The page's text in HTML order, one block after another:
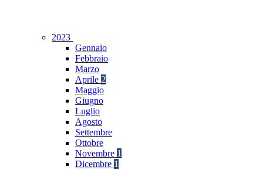
2023
Gennaio
Febbraio
Marzo
Aprile 2
Maggio
Giugno
Luglio
Agosto
Settembre
Ottobre
Novembre 1
Dicembre 1